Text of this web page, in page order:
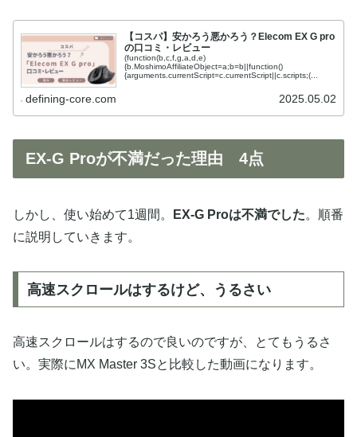
【コスパ】安かろう悪かろう？Elecom EX G pro
の口コミ・レビュー
(function(b,c,f,g,a,d,e)
{b.MoshimoAffiliateObject=a;b=b||function()
{arguments.currentScript=c.currentScript||c.scripts;(...
defining-core.com 2025.05.02
EX-G Proが不満だった理由 4点
しかし、使い始めて1週間。 EX-G Proは不満でした。順番
に説明していきます。
高速スクロールはするけど、うるさい
高速スクロールはするので良いのですが、とてもうるさ
い。実際にMX Master 3Sと比較した動画になります。